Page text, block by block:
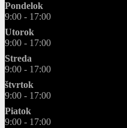
Pondelok
9:00 - 17:00
Utorok
9:00 - 17:00
Streda
9:00 - 17:00
štvrtok
9:00 - 17:00
Piatok
9:00 - 17:00